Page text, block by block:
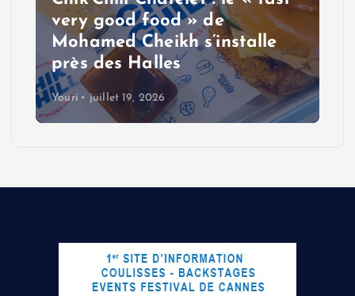
very good food » de
Mohamed Cheikh s’installe
près des Halles
Youri juillet 19, 2026